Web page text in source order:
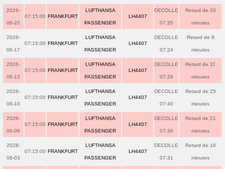
2026-
06-20
07:15:00 FRANKFURT
LUFTHANSA
PASSENGER
LH4407
DECOLLE
07:35
Retard de 20
minutes
2026-
06-17
07:15:00 FRANKFURT
LUFTHANSA
PASSENGER
LH4407
DECOLLE
07:24
Retard de 9
minutes
2026-
06-13
07:15:00 FRANKFURT
LUFTHANSA
PASSENGER
LH4407
DECOLLE
07:26
Retard de 11
minutes
2026-
06-10
07:15:00 FRANKFURT
LUFTHANSA
PASSENGER
LH4407
DECOLLE
07:40
Retard de 25
minutes
2026-
06-06
07:15:00 FRANKFURT
LUFTHANSA
PASSENGER
LH4407
DECOLLE
07:36
Retard de 21
minutes
2026-
06-03
07:15:00 FRANKFURT
LUFTHANSA
PASSENGER
LH4407
DECOLLE
07:31
Retard de 16
minutes